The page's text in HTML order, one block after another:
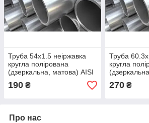
Труба 54х1.5 неіржавка
кругла полірована
(дзеркальна, матова) АІSI
190 ₴
Труба
кругла
270₴
Про нас